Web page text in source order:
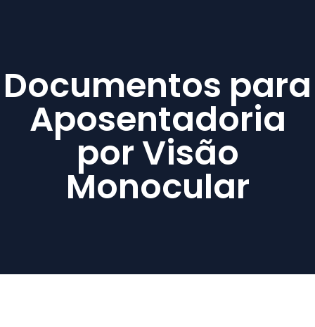
Documentos para
Aposentadoria
por Visão
Monocular